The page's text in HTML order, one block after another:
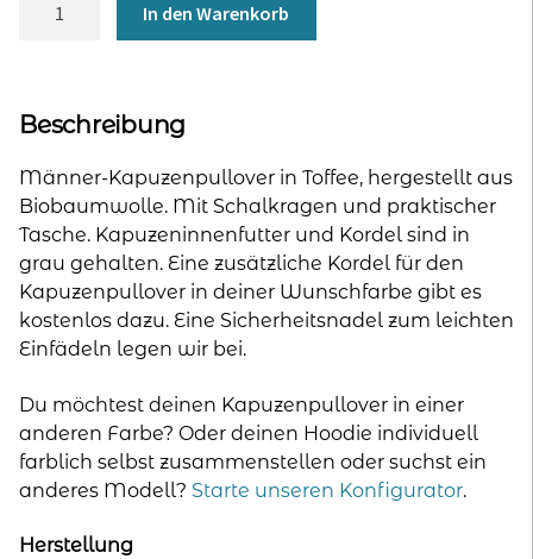
Toffee
In den Warenkorb
Beschreibung
Männer-Kapuzenpullover in Toffee, hergestellt aus
Biobaumwolle. Mit Schalkragen und praktischer
Tasche. Kapuzeninnenfutter und Kordel sind in
grau gehalten. Eine zusätzliche Kordel für den
Kapuzenpullover in deiner Wunschfarbe gibt es
kostenlos dazu. Eine Sicherheitsnadel zum leichten
Einfädeln legen wir bei.
Du möchtest deinen Kapuzenpullover in einer
anderen Farbe? Oder deinen Hoodie individuell
farblich selbst zusammenstellen oder suchst ein
anderes Modell? Starte unseren Konfigurator.
Herstellung